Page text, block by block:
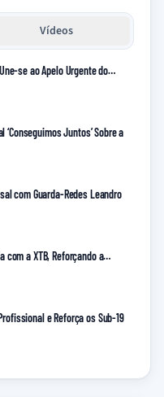
Vídeos
se ao Apelo Urgente do…
Juntos’ Sobre a
com Guarda-Redes Leandro
com a XTB, Reforçando a…
e Reforça os Sub-19